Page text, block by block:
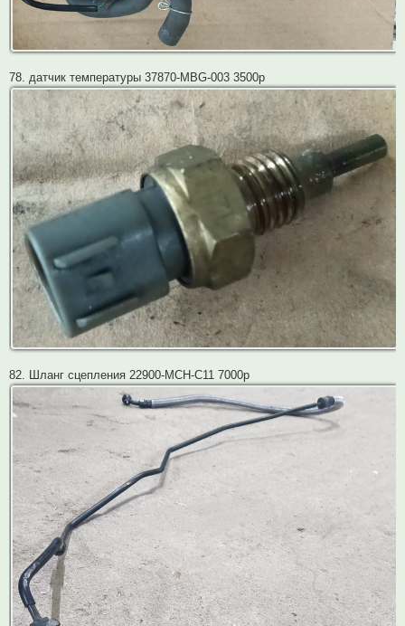
78. датчик температуры 37870-MBG-003 3500р
82. Шланг сцепления 22900-MCH-C11 7000р